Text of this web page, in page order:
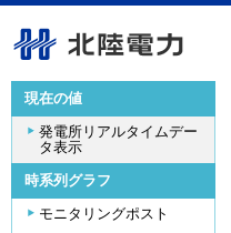
現在の値
発電所リアルタイムデー
タ表示
時系列グラフ
モニタリングポスト